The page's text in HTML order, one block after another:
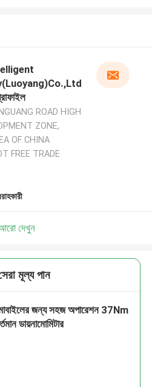
ROAD HIGH
ZONE,
OF CHINA
FREE TRADE
দেখুন
মূল্য পান
জন্য সহজ অপারেশন 37Nm
ডায়নামোমিটার